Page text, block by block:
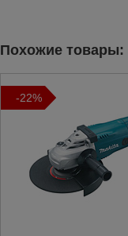
Похожие товары:
-22%